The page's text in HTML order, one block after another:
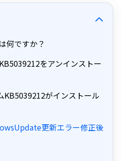
何ですか？
をアンインストー
KB5039212がインストール
更新エラー修正後